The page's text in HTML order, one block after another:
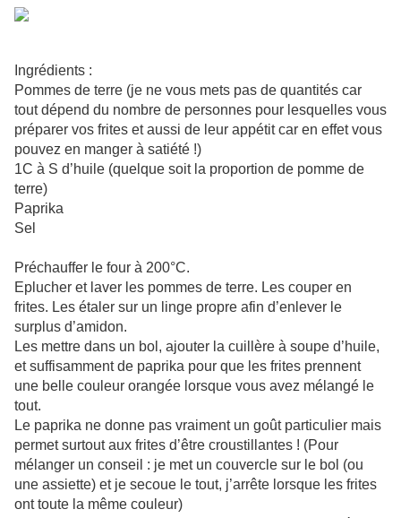
Ingrédients :
Pommes de terre (je ne vous mets pas de quantités car
tout dépend du nombre de personnes pour lesquelles vous
préparer vos frites et aussi de leur appétit car en effet vous
pouvez en manger à satiété !)
1C à S d’huile (quelque soit la proportion de pomme de
terre)
Paprika
Sel
Préchauffer le four à 200°C.
Eplucher et laver les pommes de terre. Les couper en
frites. Les étaler sur un linge propre afin d’enlever le
surplus d’amidon.
Les mettre dans un bol, ajouter la cuillère à soupe d’huile,
et suffisamment de paprika pour que les frites prennent
une belle couleur orangée lorsque vous avez mélangé le
tout.
Le paprika ne donne pas vraiment un goût particulier mais
permet surtout aux frites d’être croustillantes ! (Pour
mélanger un conseil : je met un couvercle sur le bol (ou
une assiette) et je secoue le tout, j’arrête lorsque les frites
ont toute la même couleur)